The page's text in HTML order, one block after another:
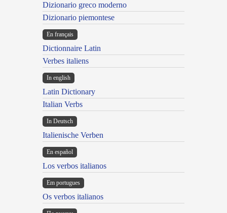
Dizionario greco moderno
Dizionario piemontese
En français
Dictionnaire Latin
Verbes italiens
In english
Latin Dictionary
Italian Verbs
In Deutsch
Italienische Verben
En español
Los verbos italianos
Em portugues
Os verbos italianos